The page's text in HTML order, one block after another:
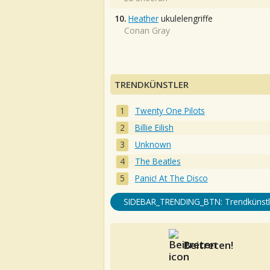
10. Heather ukulelengriffe
Conan Gray
TRENDKÜNSTLER
Twenty One Pilots
Billie Eilish
Unknown
The Beatles
Panic! At The Disco
SIDEBAR_TRENDING_BTN:
Beitreten!